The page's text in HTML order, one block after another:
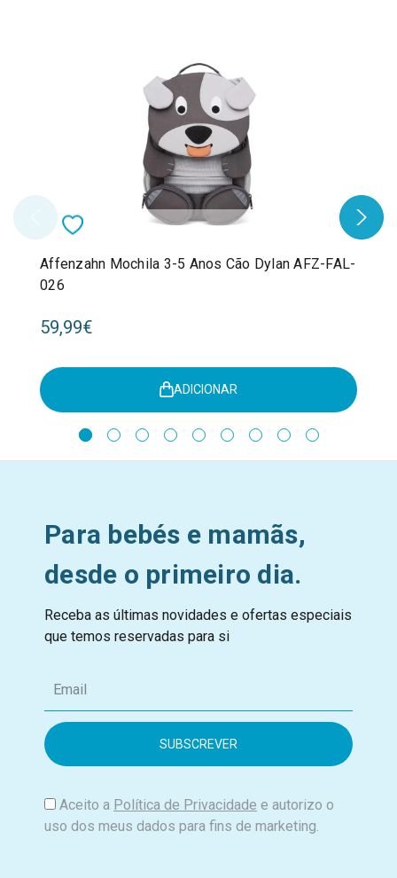
Affenzahn Mochila 3-5 Anos Cão Dylan AFZ-FAL-
026
59,99€
ADICIONAR
Para bebés e mamãs,
desde o primeiro dia.
Receba as últimas novidades e ofertas especiais
que temos reservadas para si
m
i
Aceito a Política de Privacidade e autorizo o
uso dos meus dados para fins de marketing.